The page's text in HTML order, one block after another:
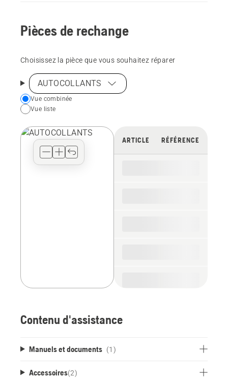
Pièces de rechange
Choisissez la pièce que vous souhaitez réparer
AUTOCOLLANTS
Choose
your
view
Vue combinée
Vue liste
ARTICLE RÉFÉRENCE
Contenu d'assistance
Manuels et documents (1)
Accessoires(2)